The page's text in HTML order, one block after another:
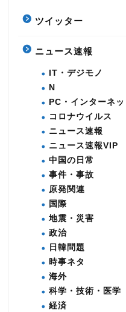
ツイッター
ニュース速報
IT・デジモノ
N
PC・インターネッ
コロナウイルス
ニュース速報
ニュース速報VIP
中国の日常
事件・事故
原発関連
国際
地震・災害
政治
日韓問題
時事ネタ
海外
科学・技術・医学
経済